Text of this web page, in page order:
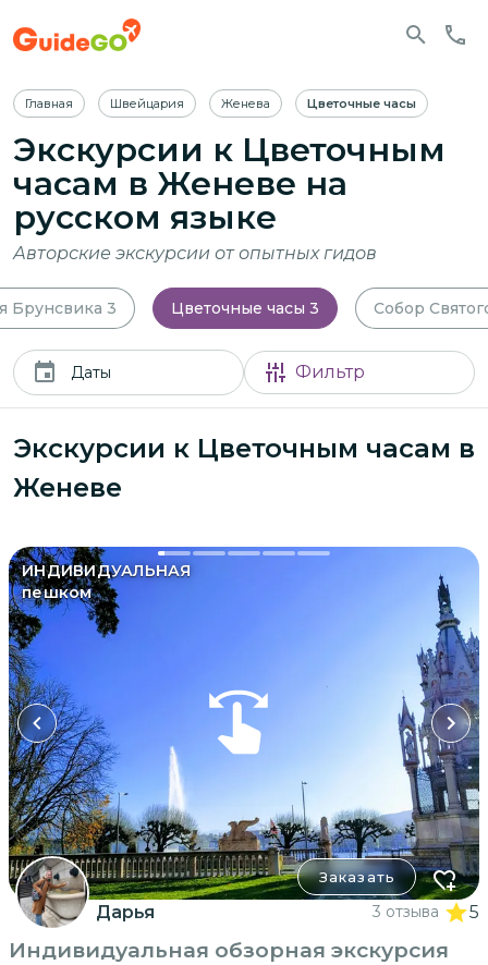
Главная Швейцария Женева Цветочные часы
Экскурсии к Цветочным
часам в Женеве на
русском языке
Авторские экскурсии от опытных гидов
Брунсвика 3 Цветочные часы 3 Собор
Даты Фильтр
Экскурсии к Цветочным часам в
Женеве
ИНДИВИДУАЛЬНАЯ
пешком
Заказать
Дарья 3 отзыва 5
Индивидуальная обзорная экскурсия